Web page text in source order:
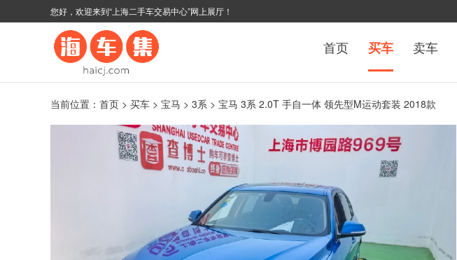
您好，欢迎来到“上海二手车交易中心”网上展厅！
首页 买车 卖车
当前位置： 首页 > 买车 > 宝马 > 3系 > 宝马 3系 2.0T 手自一体 领先型M运动套装 2018款